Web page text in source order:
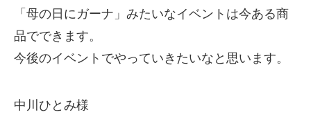
「母の日にガーナ」みたいなイベントは今ある商
品でできます。
今後のイベントでやっていきたいなと思います。
中川ひとみ様